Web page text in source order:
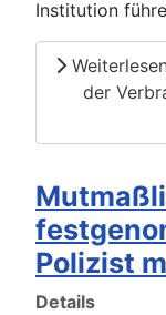
Institution
der
Polizist
Details